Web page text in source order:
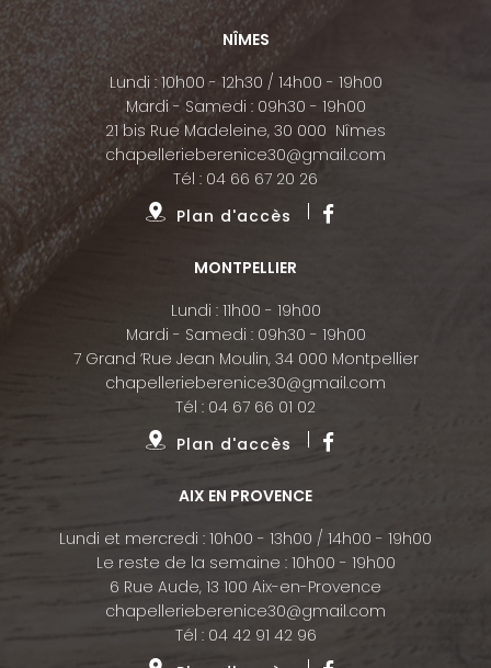
NÎMES
Lundi : 10h00 - 12h30 / 14h00 - 19h00
Mardi - Samedi : 09h30 - 19h00
21 bis Rue Madeleine, 30 000 Nîmes
chapellerieberenice30@gmail.com
Tél : 04 66 67 20 26
Plan d'accès
MONTPELLIER
Lundi : 11h00 - 19h00
Mardi - Samedi : 09h30 - 19h00
7 Grand ’Rue Jean Moulin, 34 000 Montpellier
chapellerieberenice30@gmail.com
Tél : 04 67 66 01 02
Plan d'accès
AIX EN PROVENCE
Lundi et mercredi : 10h00 - 13h00 / 14h00 - 19h00
Le reste de la semaine : 10h00 - 19h00
6 Rue Aude, 13 100 Aix-en-Provence
chapellerieberenice30@gmail.com
Tél : 04 42 91 42 96